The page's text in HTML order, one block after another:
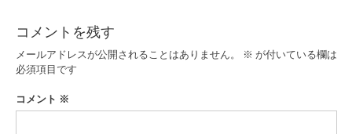
ゲ
ー
シ
ョ
コメントを残す
メールアドレスが公開されることはありません。 ※ が付いている欄は
必須項目です
コメント ※